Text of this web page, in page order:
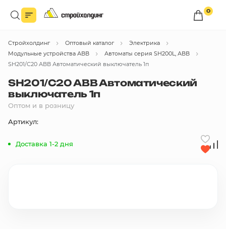
0
Войдите в личный кабинет
Вы сможете оформлять заказыпо оптовым ценам.
Каталог товаров
Стройхолдинг Оптовый каталог
Электрика
Модульные устройства АВВ
Автоматы серия SH200L, АВВ
SH201/С20 АВВ Автоматический выключатель 1п
SH201/С20 АВВ Автоматический
выключатель 1п
Оптом и в розницу
Артикул:
Доставка 1-2 дня